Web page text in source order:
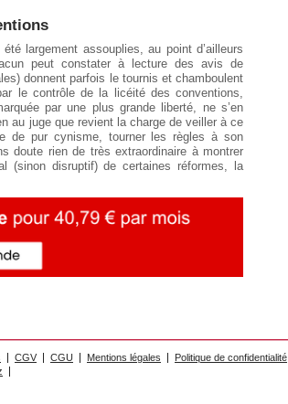
largement assouplies, au point d’ailleurs
peut constater à lecture des avis de
donnent parfois le tournis et chamboulent
le contrôle de la licéité des conventions,
par une plus grande liberté, ne s’en
au juge que revient la charge de veiller à ce
de pur cynisme, tourner les règles à son
doute rien de très extraordinaire à montrer
(sinon disruptif) de certaines réformes, la
CGV CGU Mentions légales Politique de confidentialité